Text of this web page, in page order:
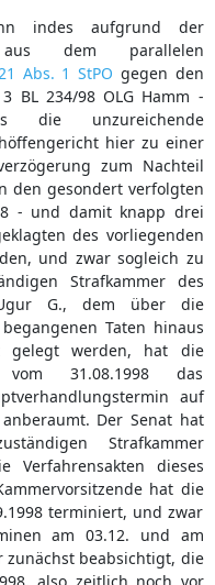
indes aufgrund der
dem parallelen
Abs. 1 StPO gegen den
BL 234/98 OLG Hamm -
die unzureichende
hier zu einer
zum Nachteil
den gesondert verfolgten
- und damit knapp drei
des vorliegenden
und zwar sogleich zu
Strafkammer des
G., dem über die
Taten hinaus
gelegt werden, hat die
31.08.1998 das
auf
Der Senat hat
Strafkammer
Verfahrensakten dieses
hat die
terminiert, und zwar
am 03.12. und am
zunächst beabsichtigt, die
also zeitlich noch vor